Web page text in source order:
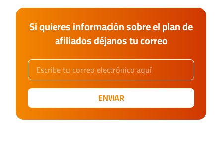
Si quieres información sobre el plan de
afiliados déjanos tu correo
ENVIAR